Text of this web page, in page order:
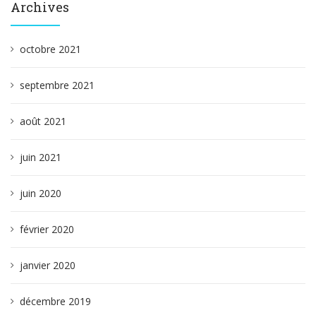
Archives
octobre 2021
septembre 2021
août 2021
juin 2021
juin 2020
février 2020
janvier 2020
décembre 2019